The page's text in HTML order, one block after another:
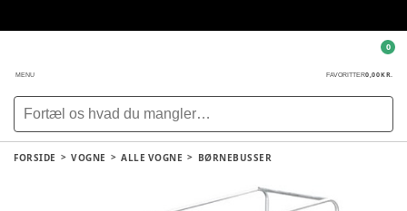
MENU FAVORITTER0,00 KR.
0
FORSIDE VOGNE ALLE VOGNE BØRNEBUSSER